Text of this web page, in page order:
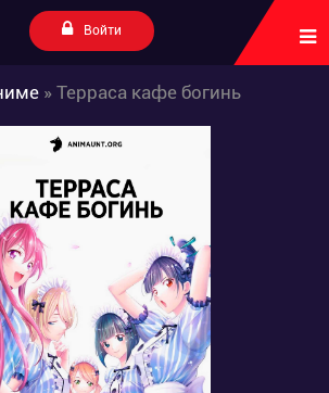
Войти
» Терраса кафе богинь